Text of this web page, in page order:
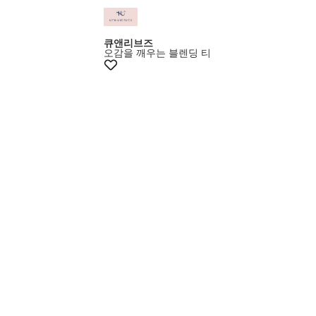
큐앤리브즈
오감을 깨우는 블렌딩 티